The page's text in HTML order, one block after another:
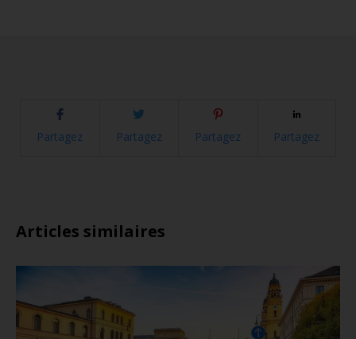
Partagez Partagez Partagez Partagez
Articles similaires